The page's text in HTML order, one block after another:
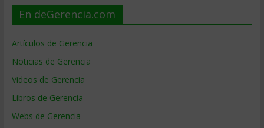
En deGerencia.com
Artículos de Gerencia
Noticias de Gerencia
Videos de Gerencia
Libros de Gerencia
Webs de Gerencia